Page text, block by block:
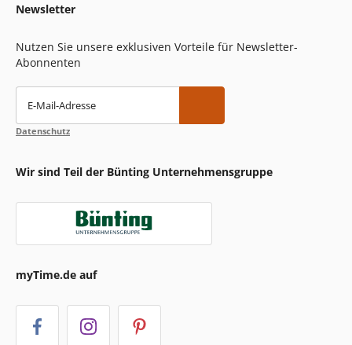
Newsletter
Nutzen Sie unsere exklusiven Vorteile für Newsletter-
Abonnenten
E-Mail-Adresse
Datenschutz
Wir sind Teil der Bünting Unternehmensgruppe
myTime.de auf